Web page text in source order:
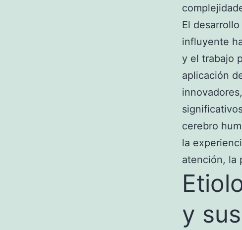
El
influyente
y el trabajo
aplicación
cerebro
la
atención, la
y